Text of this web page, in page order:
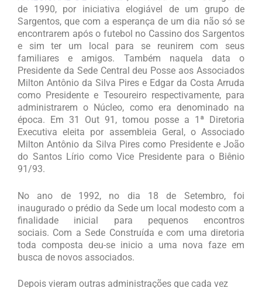
de 1990, por iniciativa elogiável de um grupo de
Sargentos, que com a esperança de um dia não só se
encontrarem após o futebol no Cassino dos Sargentos
e sim ter um local para se reunirem com seus
familiares e amigos. Também naquela data o
Presidente da Sede Central deu Posse aos Associados
Milton Antônio da Silva Pires e Edgar da Costa Arruda
como Presidente e Tesoureiro respectivamente, para
administrarem o Núcleo, como era denominado na
época. Em 31 Out 91, tomou posse a 1ª Diretoria
Executiva eleita por assembleia Geral, o Associado
Milton Antônio da Silva Pires como Presidente e João
do Santos Lírio como Vice Presidente para o Biênio
91/93.
No ano de 1992, no dia 18 de Setembro, foi
inaugurado o prédio da Sede um local modesto com a
finalidade inicial para pequenos encontros
sociais. Com a Sede Construída e com uma diretoria
toda composta deu-se inicio a uma nova faze em
busca de novos associados.
Depois vieram outras administrações que cada vez